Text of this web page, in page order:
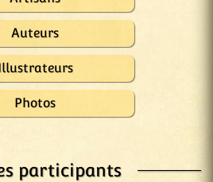
Auteurs
Photos
participants